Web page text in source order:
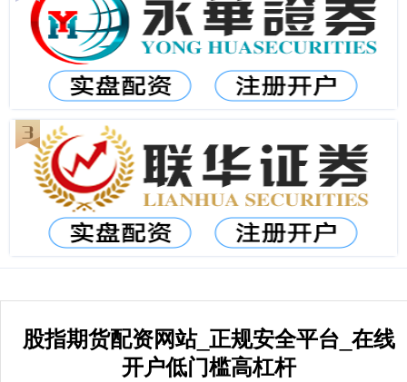
股指期货配资网站_正规安全平台_在线
开户低门槛高杠杆